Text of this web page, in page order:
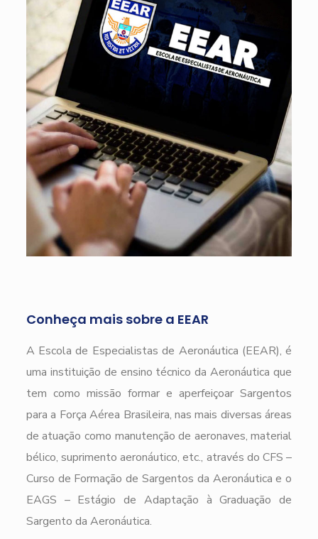
Conheça mais sobre a EEAR
A Escola de Especialistas de Aeronáutica (EEAR), é
uma instituição de ensino técnico da Aeronáutica que
tem como missão formar e aperfeiçoar Sargentos
para a Força Aérea Brasileira, nas mais diversas áreas
de atuação como manutenção de aeronaves, material
bélico, suprimento aeronáutico, etc., através do CFS –
Curso de Formação de Sargentos da Aeronáutica e o
EAGS – Estágio de Adaptação à Graduação de
Sargento da Aeronáutica.